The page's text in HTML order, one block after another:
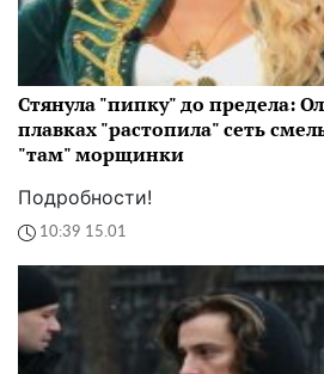
Стянула "пипку" до предела:
плавках "растопила" сеть
"там" морщинки
Подробности!
10:39 15.01